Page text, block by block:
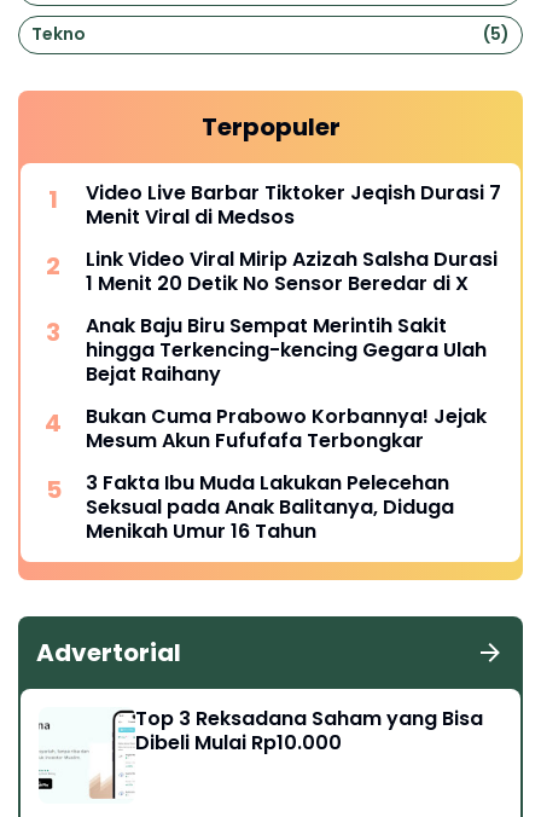
Tekno
(5)
Terpopuler
Video Live Barbar Tiktoker Jeqish Durasi 7
Menit Viral di Medsos
Link Video Viral Mirip Azizah Salsha Durasi
1 Menit 20 Detik No Sensor Beredar di X
Anak Baju Biru Sempat Merintih Sakit
hingga Terkencing-kencing Gegara Ulah
Bejat Raihany
Bukan Cuma Prabowo Korbannya! Jejak
Mesum Akun Fufufafa Terbongkar
3 Fakta Ibu Muda Lakukan Pelecehan
Seksual pada Anak Balitanya, Diduga
Menikah Umur 16 Tahun
Advertorial
Top 3 Reksadana Saham yang Bisa
Dibeli Mulai Rp10.000